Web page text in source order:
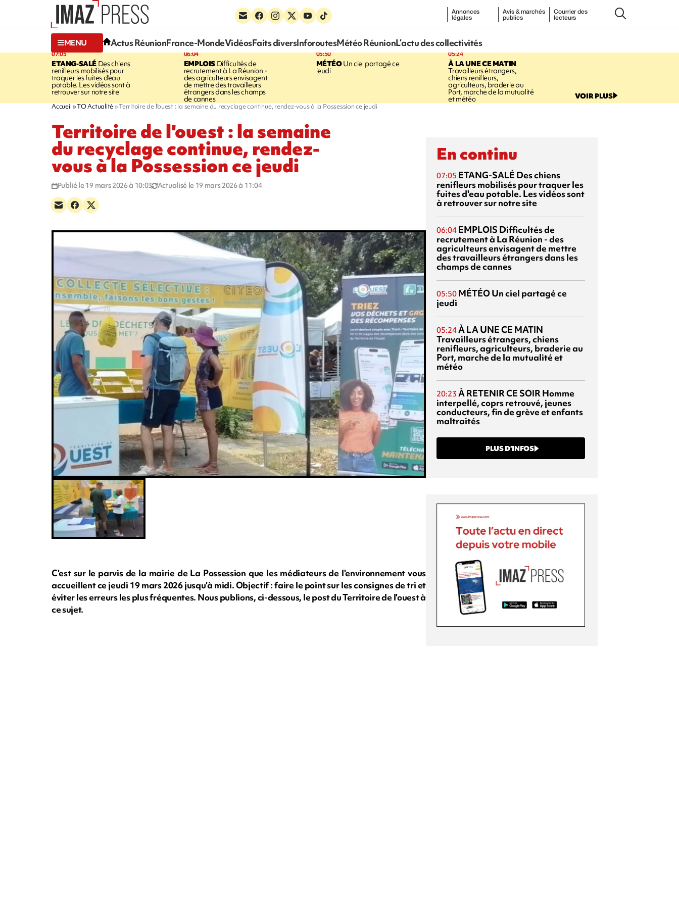
Annonces
légales
Avis & marchés
publics
Courrier des
lecteurs
MENU Actus RéunionFrance-MondeVidéosFaits diversInforoutesMétéo RéunionL’actu des collectivités
07:05
ETANG-SALÉ Des chiens
renifleurs mobilisés pour
traquer les fuites d'eau
potable. Les vidéos sont à
retrouver sur notre site
06:04
EMPLOIS Difficultés de
recrutement à La Réunion -
des agriculteurs envisagent
de mettre des travailleurs
étrangers dans les champs
de cannes
05:50
MÉTÉOUn ciel partagé ce
jeudi
05:24
À LA UNE CE MATIN
Travailleurs étrangers,
chiens renifleurs,
agriculteurs, braderie au
Port, marche de la mutualité
et météo VOIR PLUS
Accueil TO Actualité Territoire de l'ouest : la semaine du recyclage continue, rendez-vous à la Possession ce jeudi
Territoire de l'ouest : la semaine
du recyclage continue, rendez-
vous à la Possession ce jeudi
Publié le 19 mars 2026 à 10:03 Actualisé le 19 mars 2026 à 11:04
C'est sur le parvis de la mairie de La Possession que les médiateurs de l'environnement vous
accueillent ce jeudi 19 mars 2026 jusqu'à midi. Objectif : faire le point sur les consignes de tri et
éviter les erreurs les plus fréquentes. Nous publions, ci-dessous, le post du Territoire de l'ouest à
ce sujet.
En continu
07:05 ETANG-SALÉ Des chiens
renifleurs mobilisés pour traquer les
fuites d'eau potable. Les vidéos sont
à retrouver sur notre site
06:04 EMPLOIS Difficultés de
recrutement à La Réunion - des
agriculteurs envisagent de mettre
des travailleurs étrangers dans les
champs de cannes
05:50 MÉTÉOUn ciel partagé ce
jeudi
05:24À LA UNE CE MATIN
Travailleurs étrangers, chiens
renifleurs, agriculteurs, braderie au
Port, marche de la mutualité et
météo
20:23 À RETENIR CE SOIR Homme
interpellé, coprs retrouvé, jeunes
conducteurs, fin de grève et enfants
maltraités
PLUS D’INFOS